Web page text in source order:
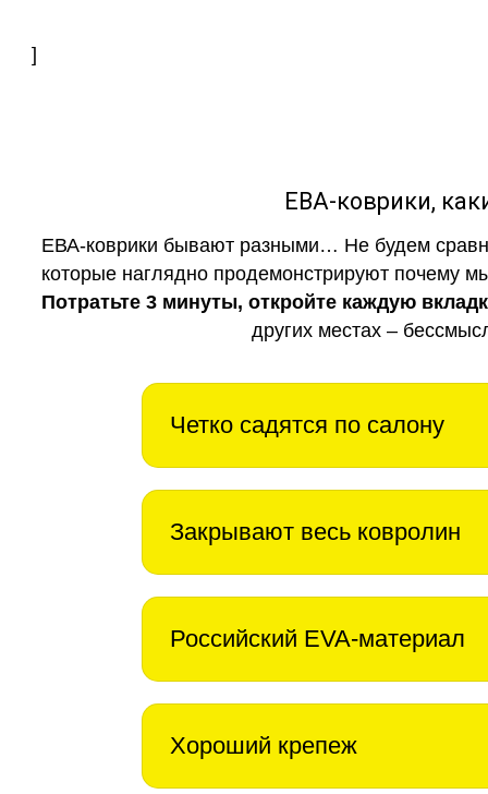
]
ЕВА-коврики,
ЕВА-коврики бывают разными… Не будем
которые наглядно продемонстрируют почему
Потратьте 3 минуты, откройте каждую
других местах –
Четко садятся по салону
Закрывают весь ковролин
Российский EVA-материал
Хороший крепеж